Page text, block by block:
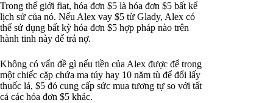
Trong thế giới fiat, hóa đơn $5 là hóa đơn $5 bất kể
lịch sử của nó. Nếu Alex vay $5 từ Glady, Alex có
thể sử dụng bất kỳ hóa đơn $5 hợp pháp nào trên
hành tinh này để trả nợ.
Không có vấn đề gì nếu tiền của Alex được để trong
một chiếc cặp chứa ma túy hay 10 năm tù để đổi lấy
thuốc lá, $5 đó cung cấp sức mua tương tự so với tất
cả các hóa đơn $5 khác.